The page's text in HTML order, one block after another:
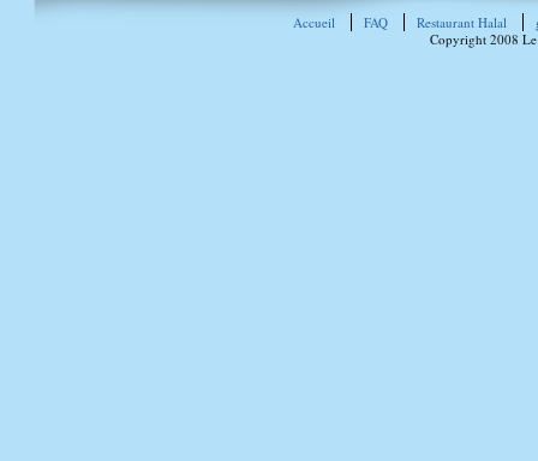
Accueil FAQ Restaurant Halal
Copyright 2008